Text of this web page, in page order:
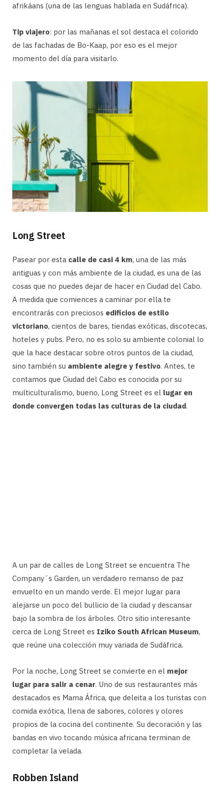
afrikáans (una de las lenguas hablada en Sudáfrica).
Tip viajero: por las mañanas el sol destaca el colorido
de las fachadas de Bo-Kaap, por eso es el mejor
momento del día para visitarlo.
Long Street
Pasear por esta calle de casi 4 km, una de las más
antiguas y con más ambiente de la ciudad, es una de las
cosas que no puedes dejar de hacer en Ciudad del Cabo.
A medida que comiences a caminar por ella te
encontrarás con preciosos edificios de estilo
victoriano, cientos de bares, tiendas exóticas, discotecas,
hoteles y pubs. Pero, no es solo su ambiente colonial lo
que la hace destacar sobre otros puntos de la ciudad,
sino también su ambiente alegre y festivo. Antes, te
contamos que Ciudad del Cabo es conocida por su
multiculturalismo, bueno, Long Street es el lugar en
donde convergen todas las culturas de la ciudad.
A un par de calles de Long Street se encuentra The
Company´s Garden, un verdadero remanso de paz
envuelto en un mando verde. El mejor lugar para
alejarse un poco del bullicio de la ciudad y descansar
bajo la sombra de los árboles. Otro sitio interesante
cerca de Long Street es Iziko South African Museum,
que reúne una colección muy variada de Sudáfrica.
Por la noche, Long Street se convierte en el mejor
lugar para salir a cenar. Uno de sus restaurantes más
destacados es Mama África, que deleita a los turistas con
comida exótica, llena de sabores, colores y olores
propios de la cocina del continente. Su decoración y las
bandas en vivo tocando música africana terminan de
completar la velada.
Robben Island